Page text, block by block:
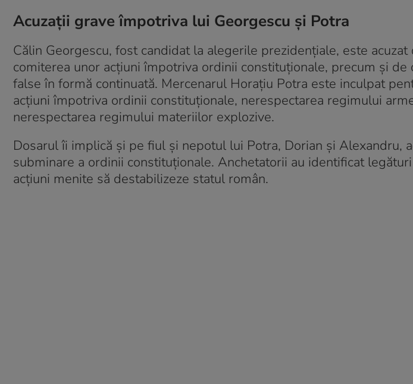
Acuzaţii grave împotriva lui Georgescu şi Potra
Călin Georgescu, fost candidat la alegerile prezidenţiale, este
comiterea unor acţiuni împotriva ordinii constituţionale, precum şi de
false în formă continuată. Mercenarul Horaţiu Potra este inculpat
acţiuni împotriva ordinii constituţionale, nerespectarea regimului
nerespectarea regimului materiilor explozive.
Dosarul îi implică şi pe fiul şi nepotul lui Potra, Dorian şi Alexandru,
subminare a ordinii constituţionale. Anchetatorii au identificat
acţiuni menite să destabilizeze statul român.